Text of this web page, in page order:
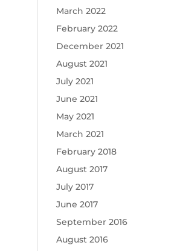
March 2022
February 2022
December 2021
August 2021
July 2021
June 2021
May 2021
March 2021
February 2018
August 2017
July 2017
June 2017
September 2016
August 2016